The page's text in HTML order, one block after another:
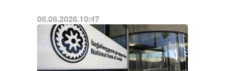
08.08.2026.10:47